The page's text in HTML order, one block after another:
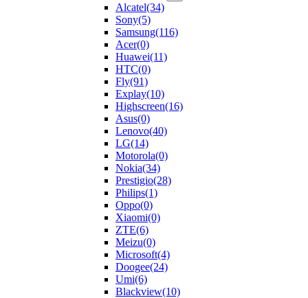
Alcatel(34)
Sony(5)
Samsung(116)
Acer(0)
Huawei(11)
HTC(0)
Fly(91)
Explay(10)
Highscreen(16)
Asus(0)
Lenovo(40)
LG(14)
Motorola(0)
Nokia(34)
Prestigio(28)
Philips(1)
Oppo(0)
Xiaomi(0)
ZTE(6)
Meizu(0)
Microsoft(4)
Doogee(24)
Umi(6)
Blackview(10)